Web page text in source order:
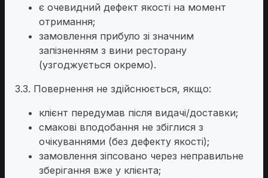
є очевидний дефект якості на момент
отримання;
замовлення прибуло зі значним
запізненням з вини ресторану
(узгоджується окремо).
3.3. Повернення не здійснюється, якщо:
клієнт передумав після видачі/доставки;
смакові вподобання не збіглися з
очікуваннями (без дефекту якості);
замовлення зіпсовано через неправильне
зберігання вже у клієнта;